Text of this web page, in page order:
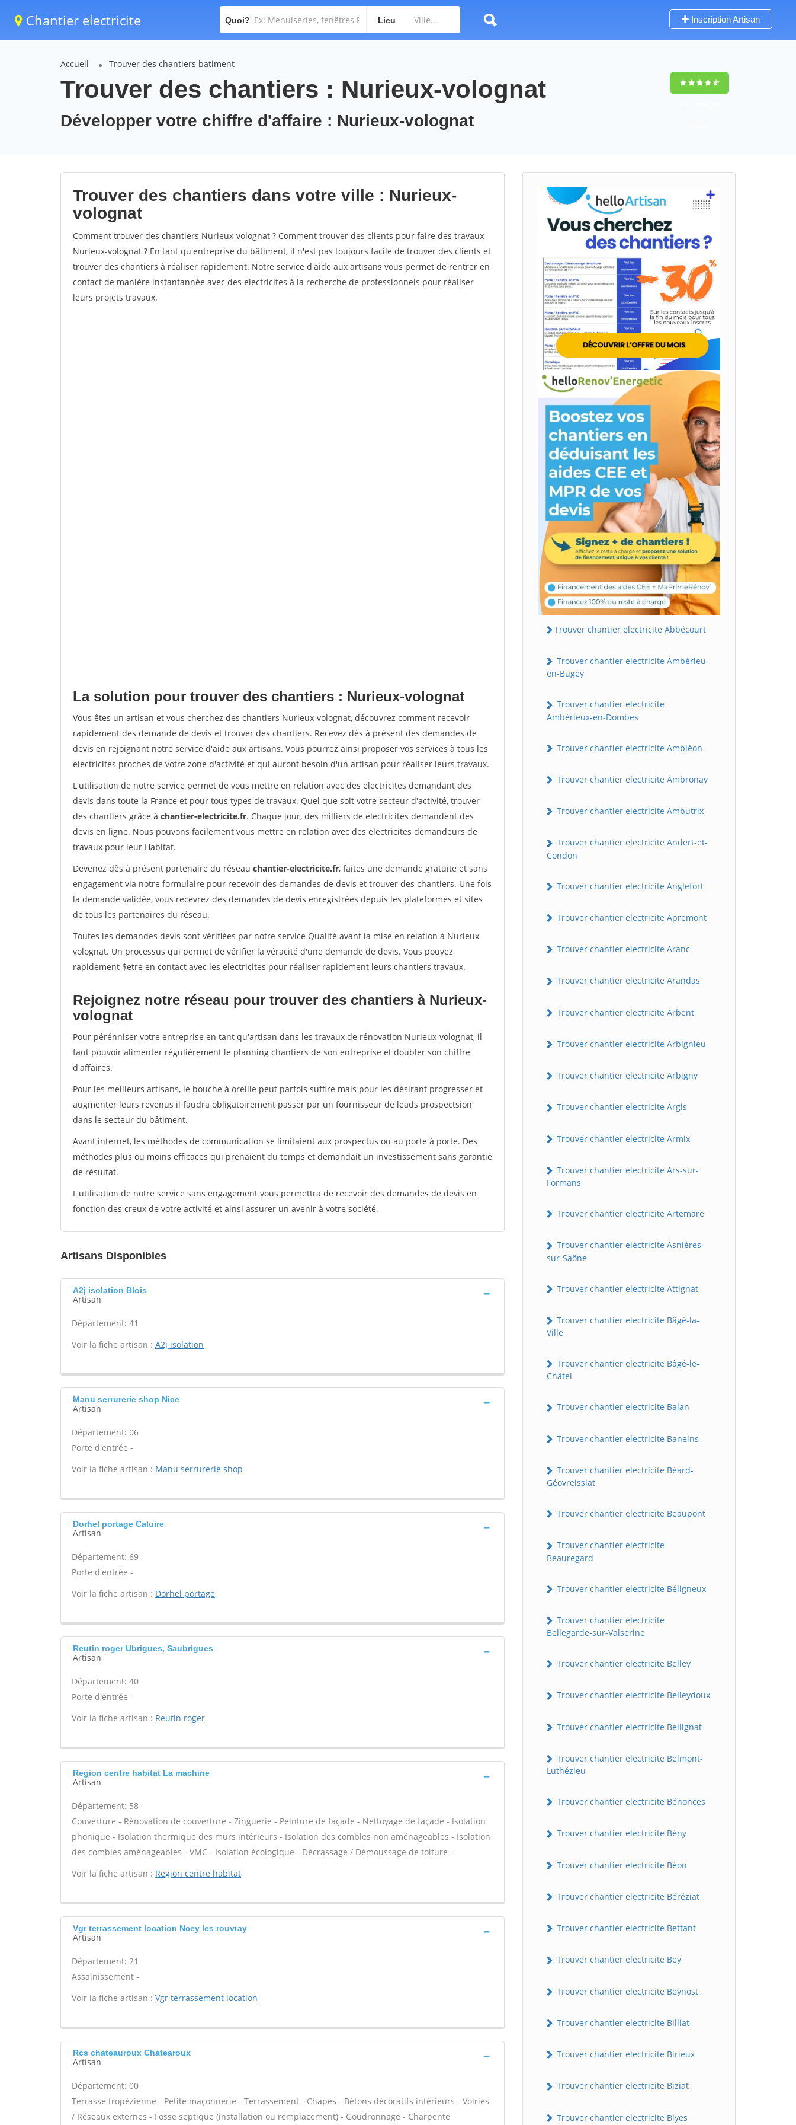
Chantier electricite Quoi? Lieu Inscription Artisan
Accueil Trouver des chantiers batiment
Trouver des chantiers : Nurieux-volognat
Développer votre chiffre d'affaire : Nurieux-volognat
Trouver des chantiers dans votre ville : Nurieux-
volognat
Comment trouver des chantiers Nurieux-volognat ? Comment trouver des clients pour faire des travaux
Nurieux-volognat ? En tant qu'entreprise du bâtiment, il n'est pas toujours facile de trouver des clients et
trouver des chantiers à réaliser rapidement. Notre service d'aide aux artisans vous permet de rentrer en
contact de manière instantannée avec des electricites à la recherche de professionnels pour réaliser
leurs projets travaux.
La solution pour trouver des chantiers : Nurieux-volognat
Vous êtes un artisan et vous cherchez des chantiers Nurieux-volognat, découvrez comment recevoir
rapidement des demande de devis et trouver des chantiers. Recevez dès à présent des demandes de
devis en rejoignant notre service d'aide aux artisans. Vous pourrez ainsi proposer vos services à tous les
electricites proches de votre zone d'activité et qui auront besoin d'un artisan pour réaliser leurs travaux.
L'utilisation de notre service permet de vous mettre en relation avec des electricites demandant des
devis dans toute la France et pour tous types de travaux. Quel que soit votre secteur d'activité, trouver
des chantiers grâce à chantier-electricite.fr. Chaque jour, des milliers de electricites demandent des
devis en ligne. Nous pouvons facilement vous mettre en relation avec des electricites demandeurs de
travaux pour leur Habitat.
Devenez dès à présent partenaire du réseau chantier-electricite.fr, faites une demande gratuite et sans
engagement via notre formulaire pour recevoir des demandes de devis et trouver des chantiers. Une fois
la demande validée, vous recevrez des demandes de devis enregistrées depuis les plateformes et sites
de tous les partenaires du réseau.
Toutes les demandes devis sont vérifiées par notre service Qualité avant la mise en relation à Nurieux-
volognat. Un processus qui permet de vérifier la véracité d'une demande de devis. Vous pouvez
rapidement $etre en contact avec les electricites pour réaliser rapidement leurs chantiers travaux.
Rejoignez notre réseau pour trouver des chantiers à Nurieux-
volognat
Pour pérénniser votre entreprise en tant qu'artisan dans les travaux de rénovation Nurieux-volognat, il
faut pouvoir alimenter régulièrement le planning chantiers de son entreprise et doubler son chiffre
d'affaires.
Pour les meilleurs artisans, le bouche à oreille peut parfois suffire mais pour les désirant progresser et
augmenter leurs revenus il faudra obligatoirement passer par un fournisseur de leads prospectsion
dans le secteur du bâtiment.
Avant internet, les méthodes de communication se limitaient aux prospectus ou au porte à porte. Des
méthodes plus ou moins efficaces qui prenaient du temps et demandait un investissement sans garantie
de résultat.
L'utilisation de notre service sans engagement vous permettra de recevoir des demandes de devis en
fonction des creux de votre activité et ainsi assurer un avenir à votre société.
Artisans Disponibles
A2j isolation Blois
Artisan
Département: 41
Voir la fiche artisan : A2j isolation
Manu serrurerie shop Nice
Artisan
Département: 06
Porte d'entrée -
Voir la fiche artisan : Manu serrurerie shop
Dorhel portage Caluire
Artisan
Département: 69
Porte d'entrée -
Voir la fiche artisan : Dorhel portage
Reutin roger Ubrigues, Saubrigues
Artisan
Département: 40
Porte d'entrée -
Voir la fiche artisan : Reutin roger
Region centre habitat La machine
Artisan
Département: 58
Couverture - Rénovation de couverture - Zinguerie - Peinture de façade - Nettoyage de façade - Isolation
phonique - Isolation thermique des murs intérieurs - Isolation des combles non aménageables - Isolation
des combles aménageables - VMC - Isolation écologique - Décrassage / Démoussage de toiture -
Voir la fiche artisan : Region centre habitat
Vgr terrassement location Ncey les rouvray
Artisan
Département: 21
Assainissement -
Voir la fiche artisan : Vgr terrassement location
Rcs chateauroux Chatearoux
Artisan
Département: 00
Terrasse tropézienne - Petite maçonnerie - Terrassement - Chapes - Bétons décoratifs intérieurs - Voiries
/ Réseaux externes - Fosse septique (installation ou remplacement) - Goudronnage - Charpente
Trouver chantier electricite Abbécourt
Trouver chantier electricite Ambérieu-
en-Bugey
Trouver chantier electricite
Ambérieux-en-Dombes
Trouver chantier electricite Ambléon
Trouver chantier electricite Ambronay
Trouver chantier electricite Ambutrix
Trouver chantier electricite Andert-et-
Condon
Trouver chantier electricite Anglefort
Trouver chantier electricite Apremont
Trouver chantier electricite Aranc
Trouver chantier electricite Arandas
Trouver chantier electricite Arbent
Trouver chantier electricite Arbignieu
Trouver chantier electricite Arbigny
Trouver chantier electricite Argis
Trouver chantier electricite Armix
Trouver chantier electricite Ars-sur-
Formans
Trouver chantier electricite Artemare
Trouver chantier electricite Asnières-
sur-Saône
Trouver chantier electricite Attignat
Trouver chantier electricite Bâgé-la-
Ville
Trouver chantier electricite Bâgé-le-
Châtel
Trouver chantier electricite Balan
Trouver chantier electricite Baneins
Trouver chantier electricite Béard-
Géovreissiat
Trouver chantier electricite Beaupont
Trouver chantier electricite
Beauregard
Trouver chantier electricite Béligneux
Trouver chantier electricite
Bellegarde-sur-Valserine
Trouver chantier electricite Belley
Trouver chantier electricite Belleydoux
Trouver chantier electricite Bellignat
Trouver chantier electricite Belmont-
Luthézieu
Trouver chantier electricite Bénonces
Trouver chantier electricite Bény
Trouver chantier electricite Béon
Trouver chantier electricite Béréziat
Trouver chantier electricite Bettant
Trouver chantier electricite Bey
Trouver chantier electricite Beynost
Trouver chantier electricite Billiat
Trouver chantier electricite Birieux
Trouver chantier electricite Biziat
Trouver chantier electricite Blyes